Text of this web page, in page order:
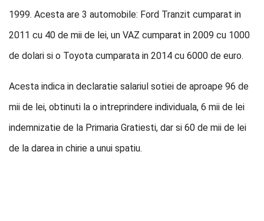
1999. Acesta are 3 automobile: Ford Tranzit cumparat in
2011 cu 40 de mii de lei, un VAZ cumparat in 2009 cu 1000
de dolari si o Toyota cumparata in 2014 cu 6000 de euro.
Acesta indica in declaratie salariul sotiei de aproape 96 de
mii de lei, obtinuti la o intreprindere individuala, 6 mii de lei
indemnizatie de la Primaria Gratiesti, dar si 60 de mii de lei
de la darea in chirie a unui spatiu.